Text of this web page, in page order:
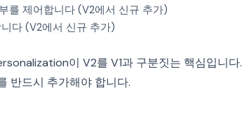
를 제어합니다 (V2에서 신규 추가)
다 (V2에서 신규 추가)
이 V2를 V1과 구분짓는 핵심입니다.
반드시 추가해야 합니다.